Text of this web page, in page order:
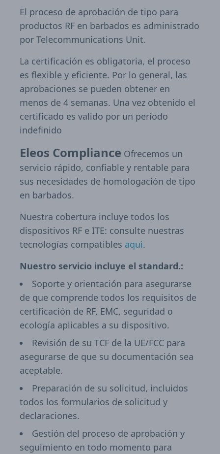
El proceso de aprobación de tipo para
productos RF en barbados es administrado
por Telecommunications Unit.
La certificación es obligatoria, el proceso
es flexible y eficiente. Por lo general, las
aprobaciones se pueden obtener en
menos de 4 semanas. Una vez obtenido el
certificado es valido por un período
indefinido
Eleos Compliance Ofrecemos un
servicio rápido, confiable y rentable para
sus necesidades de homologación de tipo
en barbados.
Nuestra cobertura incluye todos los
dispositivos RF e ITE: consulte nuestras
tecnologías compatibles aqui.
Nuestro servicio incluye el standard.:
Soporte y orientación para asegurarse
de que comprende todos los requisitos de
certificación de RF, EMC, seguridad o
ecología aplicables a su dispositivo.
Revisión de su TCF de la UE/FCC para
asegurarse de que su documentación sea
aceptable.
Preparación de su solicitud, incluidos
todos los formularios de solicitud y
declaraciones.
Gestión del proceso de aprobación y
seguimiento en todo momento para